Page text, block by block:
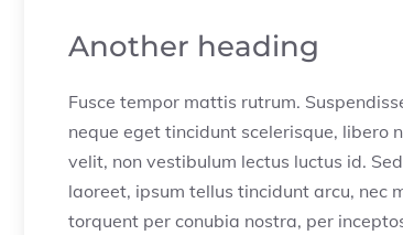
Another heading
Fusce tempor mattis rutrum.
neque eget tincidunt scelerisque, libero
velit, non vestibulum lectus luctus id.
laoreet, ipsum tellus tincidunt arcu, nec
torquent per conubia nostra, per